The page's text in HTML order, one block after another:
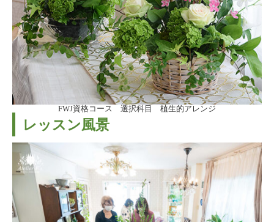
FWJ資格コース 選択科目 植生的アレンジ
レッスン風景